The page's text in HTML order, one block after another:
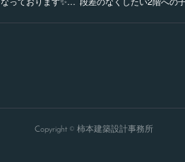
Copyright © 柿本建築設計事務所